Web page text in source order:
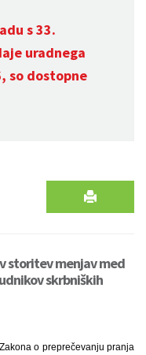
s 33.
uradnega
so dostopne
storitev menjav med
skrbniških
o preprečevanju pranja